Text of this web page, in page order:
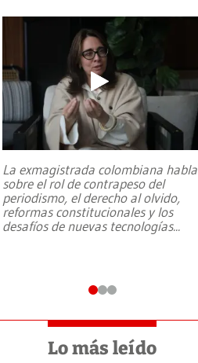
La exmagistrada colombiana habla
sobre el rol de contrapeso del
periodismo, el derecho al olvido,
reformas constitucionales y los
desafíos de nuevas tecnologías...
Lo más leído